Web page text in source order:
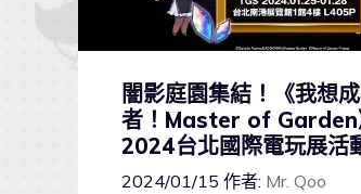
闇影庭園集結！《我想
者！Master of Garden
2024台北國際電玩展活
2024/01/15 作者: Mr. Qoo